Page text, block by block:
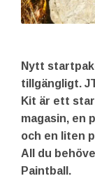
Nytt
tillgängligt.
Kit är ett
magasin, en
och en liten
All du
Paintball.